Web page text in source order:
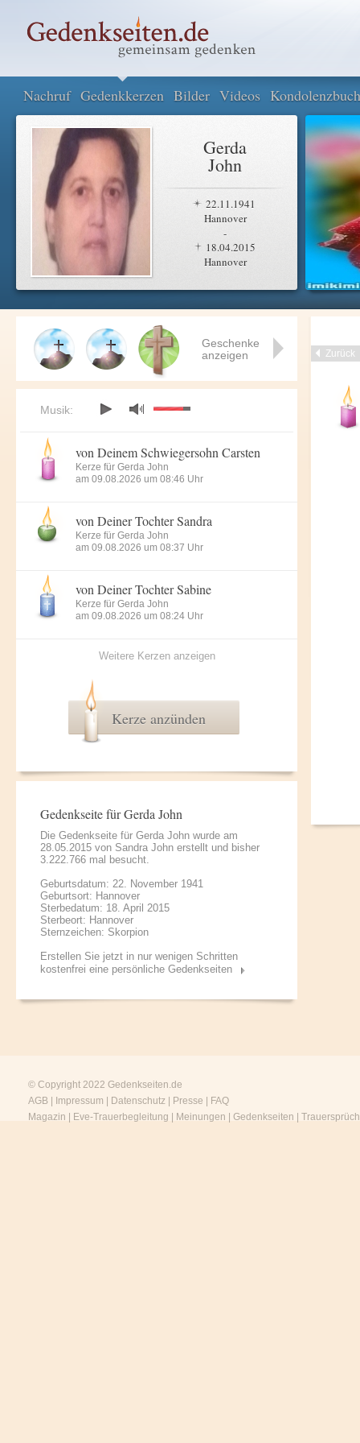
Nachruf Gedenkkerzen Bilder Videos Kondolenzbuch
Gerda
John
22.11.1941
Hannover
-
18.04.2015
Hannover
Zurück
Geschenke
anzeigen
Musik:
von Deinem Schwiegersohn Carsten
Kerze für Gerda John
am 09.08.2026 um 08:46 Uhr
von Deiner Tochter Sandra
Kerze für Gerda John
am 09.08.2026 um 08:37 Uhr
von Deiner Tochter Sabine
Kerze für Gerda John
am 09.08.2026 um 08:24 Uhr
Weitere Kerzen anzeigen
Kerze anzünden
Gedenkseite für Gerda John
Die Gedenkseite für Gerda John wurde am
28.05.2015 von Sandra John erstellt und bisher
3.222.766 mal besucht.
Geburtsdatum: 22. November 1941
Geburtsort: Hannover
Sterbedatum: 18. April 2015
Sterbeort: Hannover
Sternzeichen: Skorpion
Erstellen Sie jetzt in nur wenigen Schritten
kostenfrei eine persönliche Gedenkseiten
© Copyright 2022 Gedenkseiten.de
AGB
Impressum Datenschutz Presse
FAQ
Magazin
Eve-Trauerbegleitung Meinungen Gedenkseiten